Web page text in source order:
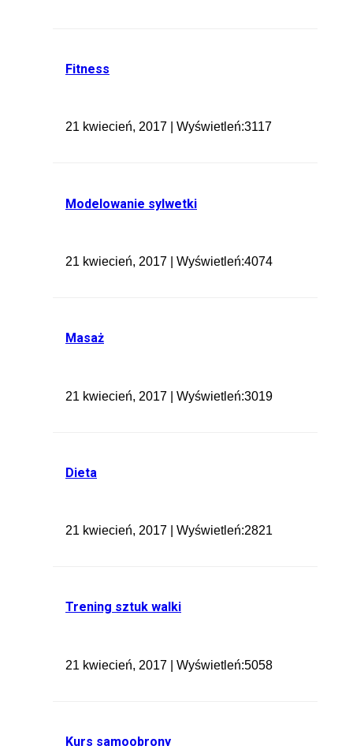
Fitness
21 kwiecień, 2017 | Wyświetleń:3117
Modelowanie sylwetki
21 kwiecień, 2017 | Wyświetleń:4074
Masaż
21 kwiecień, 2017 | Wyświetleń:3019
Dieta
21 kwiecień, 2017 | Wyświetleń:2821
Trening sztuk walki
21 kwiecień, 2017 | Wyświetleń:5058
Kurs samoobrony